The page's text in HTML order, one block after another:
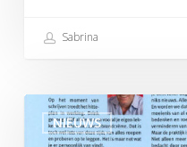
Sabrina
NIEUWS
Schijfwijze
Juli